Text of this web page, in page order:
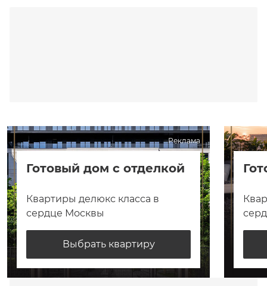
Реклама
Готовый дом с отделкой
Квартиры делюкс класса в
сердце Москвы
Выбрать квартиру